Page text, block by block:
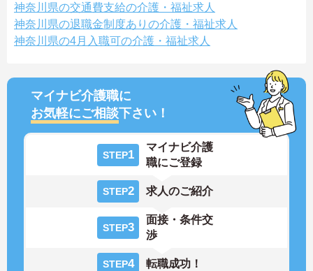
神奈川県の交通費支給の介護・福祉求人
神奈川県の退職金制度ありの介護・福祉求人
神奈川県の4月入職可の介護・福祉求人
マイナビ介護職に
お気軽にご相談下さい！
STEP1
マイナビ介護
職にご登録
STEP2 求人のご紹介
STEP3
面接・条件交
渉
STEP4 転職成功！